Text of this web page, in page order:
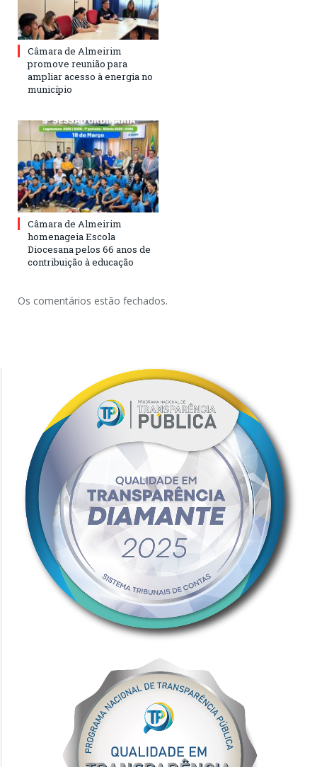
Câmara de Almeirim
promove reunião para
ampliar acesso à energia no
município
Câmara de Almeirim
homenageia Escola
Diocesana pelos 66 anos de
contribuição à educação
Os comentários estão fechados.